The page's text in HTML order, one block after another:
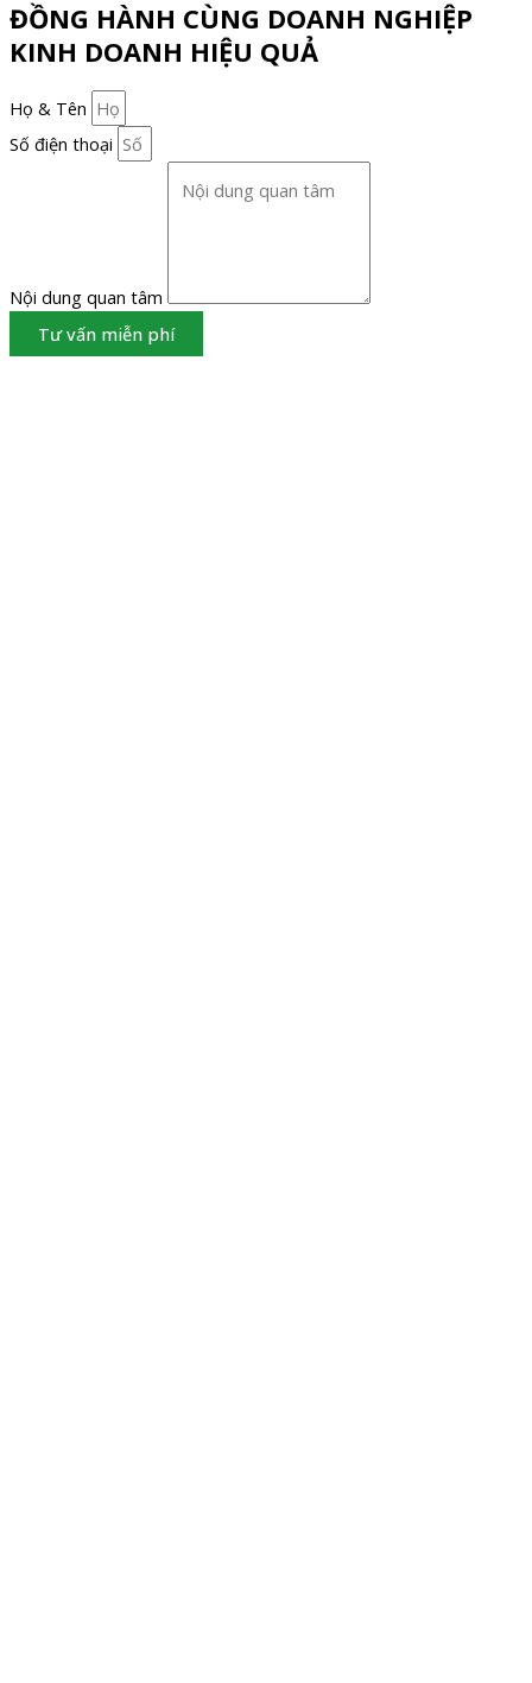
ĐỒNG HÀNH CÙNG DOANH NGHIỆP
KINH DOANH HIỆU QUẢ
Họ & Tên
Số điện thoại
Nội dung quan tâm
Tư vấn miễn phí